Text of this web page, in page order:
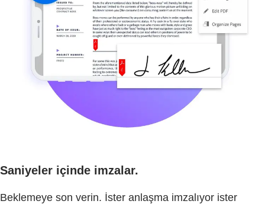
Saniyeler içinde imzalar.
Beklemeye son verin. İster anlaşma imzalıyor ister